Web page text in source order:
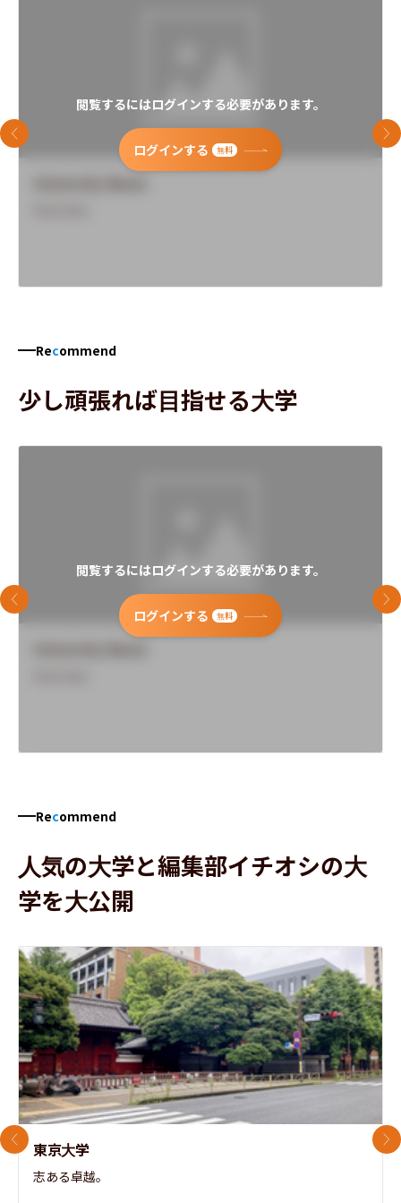
閲覧するにはログインする必要があります。
ログインする 無料
前のスライド 次
Recommend
少し頑張れば目指せる大学
閲覧するにはログインする必要があります。
ログインする 無料
前のスライド 次
Recommend
人気の大学と編集部イチオシの大
学を大公開
東京大学
志ある卓越。
前のスライド 次